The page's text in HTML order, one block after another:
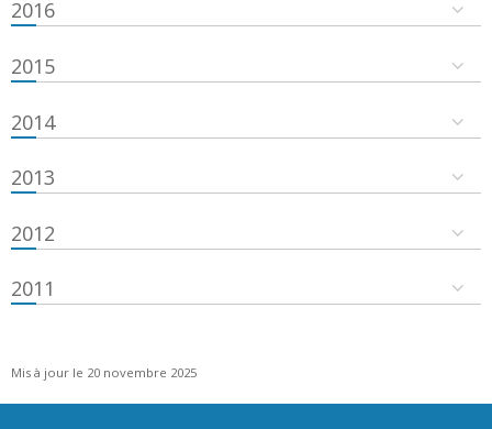
2016
2015
2014
2013
2012
2011
Mis à jour le 20 novembre 2025